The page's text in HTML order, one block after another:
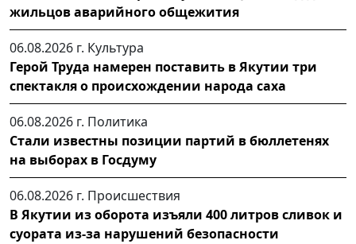
жильцов аварийного общежития
06.08.2026 г. Культура
Герой Труда намерен поставить в Якутии три
спектакля о происхождении народа саха
06.08.2026 г. Политика
Стали известны позиции партий в бюллетенях
на выборах в Госдуму
06.08.2026 г. Происшествия
В Якутии из оборота изъяли 400 литров сливок и
суората из-за нарушений безопасности